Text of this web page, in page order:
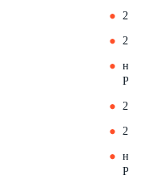
26
25
не
РСВ)
25
25
не
РСВ)